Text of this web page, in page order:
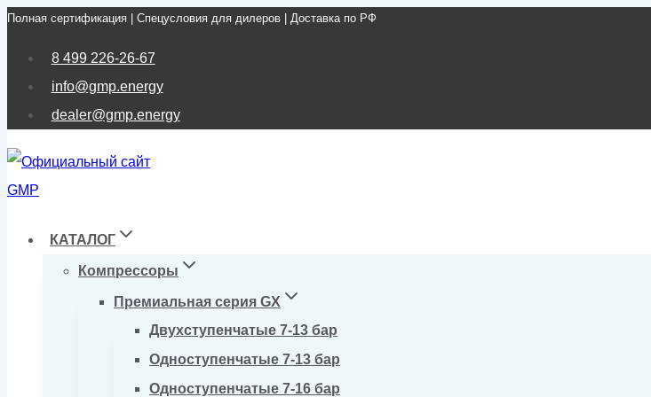
Перейти
Полная сертификация | Спецусловия для дилеров | Доставка по РФ
8 499 226-26-67
info@gmp.energy
dealer@gmp.energy
КАТАЛОГ
Компрессоры
Премиальная серия GX
Двухступенчатые 7-13 бар
Одноступенчатые 7-13 бар
Одноступенчатые 7-16 бар